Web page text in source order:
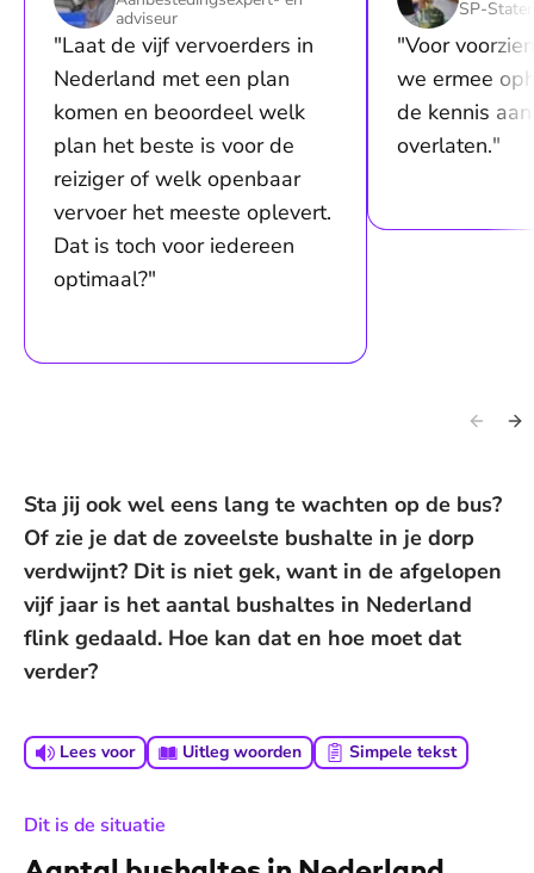
adviseur
"Laat de vijf vervoerders in
Nederland met een plan
komen en beoordeel welk
plan het beste is voor de
reiziger of welk openbaar
vervoer het meeste oplevert.
Dat is toch voor iedereen
optimaal?"
SP-
"Voor
we ermee
de kennis
overlaten."
Sta jij ook wel eens lang te wachten op de bus?
Of zie je dat de zoveelste bushalte in je dorp
verdwijnt? Dit is niet gek, want in de afgelopen
vijf jaar is het aantal bushaltes in Nederland
flink gedaald. Hoe kan dat en hoe moet dat
verder?
Lees voor Uitleg woorden Simpele tekst
Dit is de situatie